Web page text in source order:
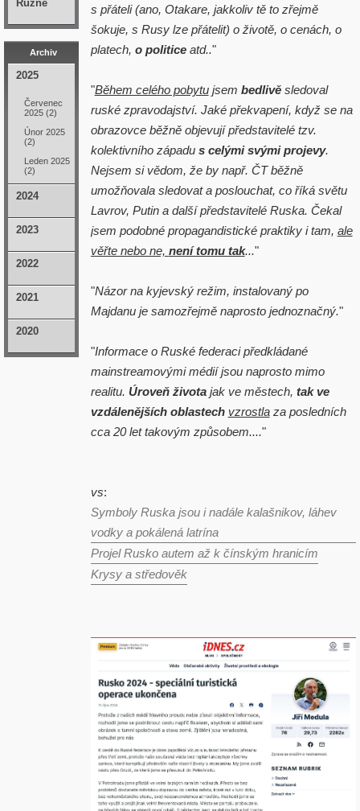
Různé
Archiv
2025
Červenec
2025 (2)
Únor 2025
(2)
Leden 2025
(2)
2024
2023
2022
2021
2020
s přáteli (ano, Otakare, jakkoliv tě to zřejmě
šokuje, s Rusy lze přátelit) o životě, o cenách, o
platech, o politiceatd.."
"Během celého pobytujsem bedlivěsledoval
ruské zpravodajství. Jaké překvapení, když se na
obrazovce běžně objevují představitelé tzv.
kolektivního západu s celými svými projevy.
Nejsem si vědom, že by např. ČT běžně
umožňovala sledovat a poslouchat, co říká světu
Lavrov, Putin a další představitelé Ruska. Čekal
jsem podobné propagandistické praktiky i tam, ale
věřte nebo ne, není tomu tak..."
"Názor na kyjevský režim, instalovaný po
Majdanu je samozřejmě naprosto jednoznačný."
"Informace o Ruské federaci předkládané
mainstreamovými médií jsou naprosto mimo
realitu. Úroveň životajak ve městech, tak ve
vzdálenějších oblastech vzrostlaza posledních
cca 20 let takovým způsobem...."
vs:
Symboly Ruska jsou i nadále kalašnikov, láhev
vodky a pokálená latrína
Projel Rusko autem až k čínským hranicím
Krysy a středověk